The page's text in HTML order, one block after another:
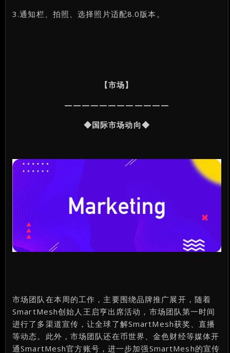
3.通知栏、拍照、选择照片适配8.0版本。
【市场】
————————————
◆国际市场动向◆
市场团队在本周的工作，主要围绕品牌推广展开，随着
SmartMesh创始人王启亨出席活动，市场团队第一时间
进行了多渠道宣传，让全球了解SmartMesh获奖、直播
等动态。此外，市场团队还在币世界、金色财经等媒体开
通SmartMesh官方账号，进一步加强SmartMesh的宣传